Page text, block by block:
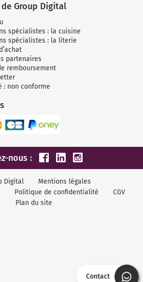
Contact
Group Digital
spécialistes : la cuisine
spécialistes : la literie
partenaires
remboursement
: non conforme
nous :
Digital
Mentions légales
Politique de confidentialité
CGV
Plan du site